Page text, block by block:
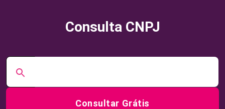
Consulta CNPJ
Consultar Grátis